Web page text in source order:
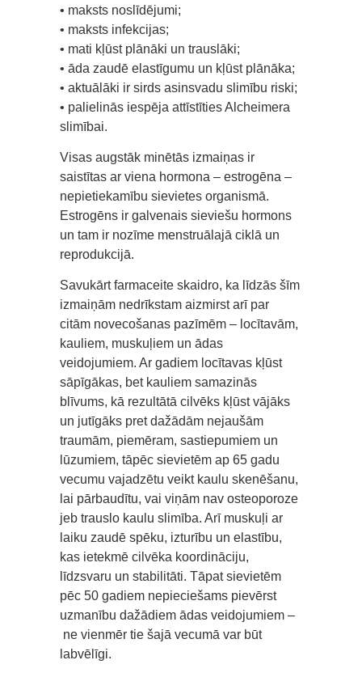
• maksts noslīdējumi;
• maksts infekcijas;
• mati kļūst plānāki un trauslāki;
• āda zaudē elastīgumu un kļūst plānāka;
• aktuālāki ir sirds asinsvadu slimību riski;
• palielinās iespēja attīstīties Alcheimera
slimībai.
Visas augstāk minētās izmaiņas ir
saistītas ar viena hormona – estrogēna –
nepietiekamību sievietes organismā.
Estrogēns ir galvenais sieviešu hormons
un tam ir nozīme menstruālajā ciklā un
reprodukcijā.
Savukārt farmaceite skaidro, ka līdzās šīm
izmaiņām nedrīkstam aizmirst arī par
citām novecošanas pazīmēm – locītavām,
kauliem, muskuļiem un ādas
veidojumiem. Ar gadiem locītavas kļūst
sāpīgākas, bet kauliem samazinās
blīvums, kā rezultātā cilvēks kļūst vājāks
un jutīgāks pret dažādām nejaušām
traumām, piemēram, sastiepumiem un
lūzumiem, tāpēc sievietēm ap 65 gadu
vecumu vajadzētu veikt kaulu skenēšanu,
lai pārbaudītu, vai viņām nav osteoporoze
jeb trauslo kaulu slimība. Arī muskuļi ar
laiku zaudē spēku, izturību un elastību,
kas ietekmē cilvēka koordināciju,
līdzsvaru un stabilitāti. Tāpat sievietēm
pēc 50 gadiem nepieciešams pievērst
uzmanību dažādiem ādas veidojumiem –
ne vienmēr tie šajā vecumā var būt
labvēlīgi.